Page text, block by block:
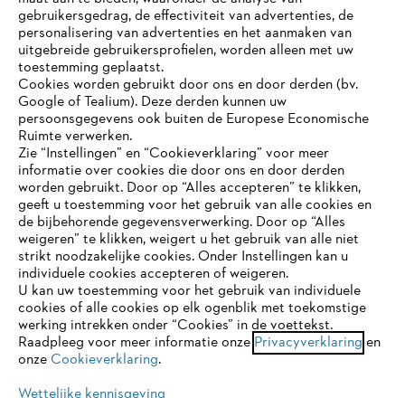
Bedrijf
STIHL FAQ
Contact
Gegevensbescherming Impressum
Cookie-informatie Juridische informatie
ANDREAS STIHL NV, Veurtstraat 117, 2870
België/Belgique
JE BROWSER WORDT NIET
ONDERSTEUND
Je gebruikt een browser die we nog niet ondersteunen. Om
onze website optimaal te kunnen gebruiken, raden we aan dat
je overschakelt op één van de volgende browsers:
firefox
gebruikersgedrag, de effectiviteit van advertenties, de
personalisering van advertenties en het aanmaken van
uitgebreide gebruikersprofielen, worden alleen met uw
toestemming geplaatst.
Cookies worden gebruikt door ons en door derden (bv.
Google of Tealium). Deze derden kunnen uw
persoonsgegevens ook buiten de Europese Economische
Ruimte verwerken.
Zie “Instellingen” en “Cookieverklaring” voor meer
informatie over cookies die door ons en door derden
worden gebruikt. Door op “Alles accepteren” te klikken,
geeft u toestemming voor het gebruik van alle cookies en
de bijbehorende gegevensverwerking. Door op “Alles
weigeren” te klikken, weigert u het gebruik van alle niet
strikt noodzakelijke cookies. Onder Instellingen kan u
individuele cookies accepteren of weigeren.
U kan uw toestemming voor het gebruik van individuele
cookies of alle cookies op elk ogenblik met toekomstige
werking intrekken onder “Cookies” in de voettekst.
Raadpleeg voor meer informatie onze Privacyverklaring en
onze Cookieverklaring.